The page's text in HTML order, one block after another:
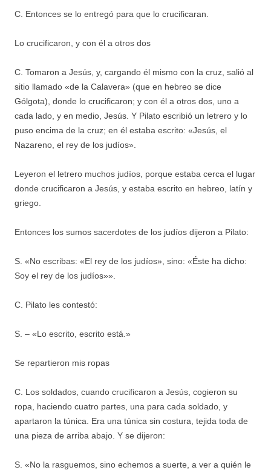
C. Entonces se lo entregó para que lo crucificaran.
Lo crucificaron, y con él a otros dos
C. Tomaron a Jesús, y, cargando él mismo con la cruz, salió al
sitio llamado «de la Calavera» (que en hebreo se dice
Gólgota), donde lo crucificaron; y con él a otros dos, uno a
cada lado, y en medio, Jesús. Y Pilato escribió un letrero y lo
puso encima de la cruz; en él estaba escrito: «Jesús, el
Nazareno, el rey de los judíos».
Leyeron el letrero muchos judíos, porque estaba cerca el lugar
donde crucificaron a Jesús, y estaba escrito en hebreo, latín y
griego.
Entonces los sumos sacerdotes de los judíos dijeron a Pilato:
S. «No escribas: «El rey de los judíos», sino: «Éste ha dicho:
Soy el rey de los judíos»».
C. Pilato les contestó:
S. – «Lo escrito, escrito está.»
Se repartieron mis ropas
C. Los soldados, cuando crucificaron a Jesús, cogieron su
ropa, haciendo cuatro partes, una para cada soldado, y
apartaron la túnica. Era una túnica sin costura, tejida toda de
una pieza de arriba abajo. Y se dijeron:
S. «No la rasguemos, sino echemos a suerte, a ver a quién le